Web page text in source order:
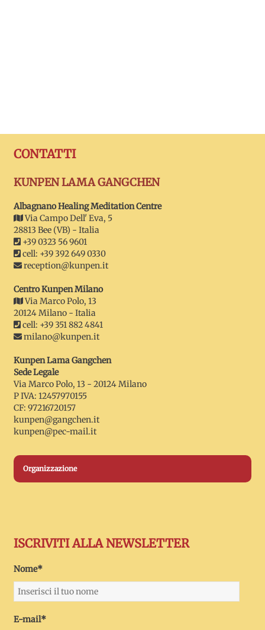
CONTATTI
KUNPEN LAMA GANGCHEN
Albagnano Healing Meditation Centre
Via Campo Dell' Eva, 5
28813 Bee (VB) - Italia
+39 0323 56 9601
cell: +39 392 649 0330
reception@kunpen.it
Centro Kunpen Milano
Via Marco Polo, 13
20124 Milano - Italia
cell: +39 351 882 4841
milano@kunpen.it
Kunpen Lama Gangchen
Sede Legale
Via Marco Polo, 13 - 20124 Milano
P IVA: 12457970155
CF: 97216720157
kunpen@gangchen.it
kunpen@pec-mail.it
Organizzazione
ISCRIVITI ALLA NEWSLETTER
Nome*
E-mail*